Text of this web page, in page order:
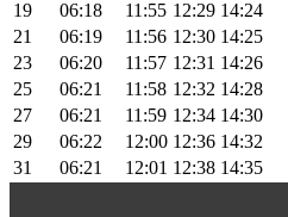
19
06:18 11:55 12:29 14:24
21
06:19 11:56 12:30 14:25
23
06:20 11:57 12:31 14:26
25
06:21 11:58 12:32 14:28
27
06:21 11:59 12:34 14:30
29
06:22 12:00 12:36 14:32
31
06:21 12:01 12:38 14:35